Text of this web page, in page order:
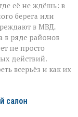
не
прощает
легкомыслия»:
МВД — о
том,
как
уберечь
себя
и
её не ждёшь: в
берега или
в МВД.
в ряде районов
не просто
действий.
всерьёз и как их
салон